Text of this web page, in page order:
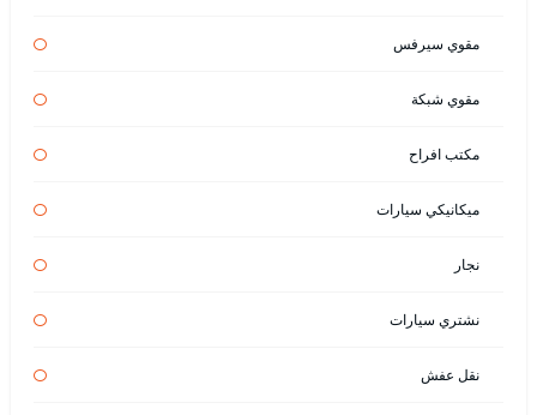
مقوي سيرفس
مقوي شبكة
مكتب افراح
ميكانيكي سيارات
نجار
نشتري سيارات
نقل عفش